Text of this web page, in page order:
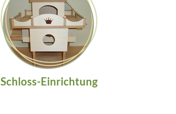
Schloss-Einrichtung